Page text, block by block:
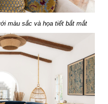
màu sắc và họa tiết bắt mắt